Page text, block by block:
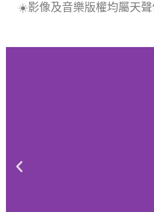
☀️影像及音樂版權均屬天